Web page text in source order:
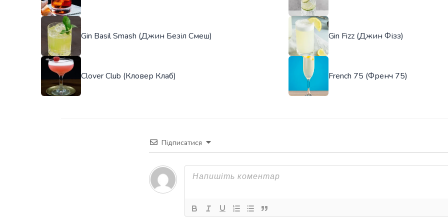
Gin Basil Smash (Джин Безіл Смеш) Gin Fizz (Джин Фізз)
Clover Club (Кловер Клаб) French 75 (Френч 75)
Підписатися